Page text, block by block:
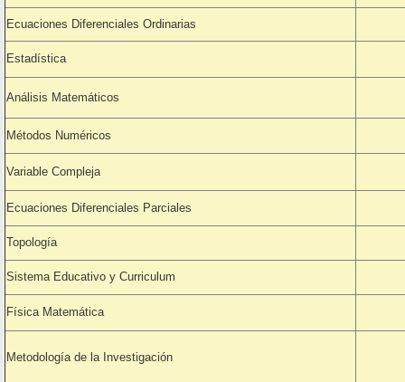
Ecuaciones Diferenciales Ordinarias
Estadística
Análisis Matemáticos
Métodos Numéricos
Variable Compleja
Ecuaciones Diferenciales Parciales
Topología
Sistema Educativo y Curriculum
Física Matemática
Metodología de la Investigación